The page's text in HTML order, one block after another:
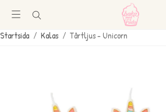
Startsida / Kalas / Tårtljus - Unicorn